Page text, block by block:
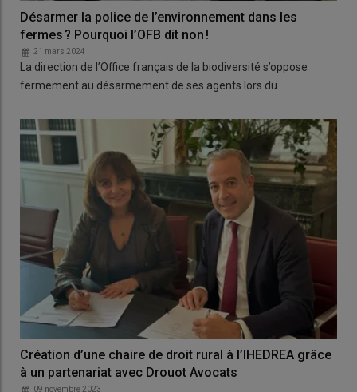
Désarmer la police de l’environnement dans les
fermes ? Pourquoi l’OFB dit non !
21 mars 2024
La direction de l’Office français de la biodiversité s’oppose
fermement au désarmement de ses agents lors du…
Création d’une chaire de droit rural à l’IHEDREA grâce
à un partenariat avec Drouot Avocats
09 novembre 2023